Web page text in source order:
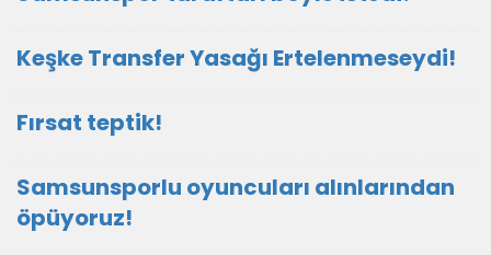
Keşke Transfer Yasağı Ertelenmeseydi!
Fırsat teptik!
Samsunsporlu oyuncuları alınlarından
öpüyoruz!